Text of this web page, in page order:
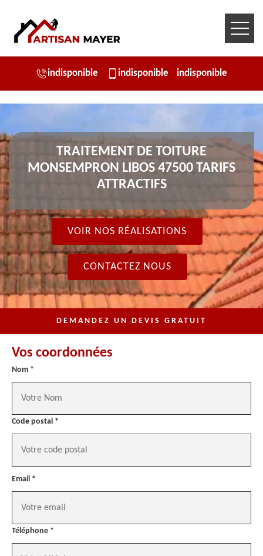
indisponible indisponible indisponible
TRAITEMENT DE TOITURE
MONSEMPRON LIBOS 47500 TARIFS
ATTRACTIFS
VOIR NOS RÉALISATIONS
CONTACTEZ NOUS
DEMANDEZ UN DEVIS GRATUIT
Vos coordonnées
Nom *
Code postal *
Email *
Téléphone *